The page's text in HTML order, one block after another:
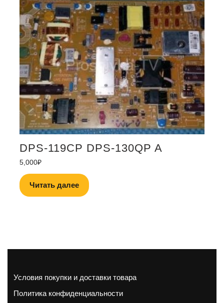
DPS-119CP DPS-130QP A
5,000₽
Читать далее
Условия покупки и доставки товара
Политика конфиденциальности